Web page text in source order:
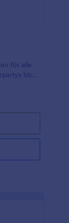
für alle
bis